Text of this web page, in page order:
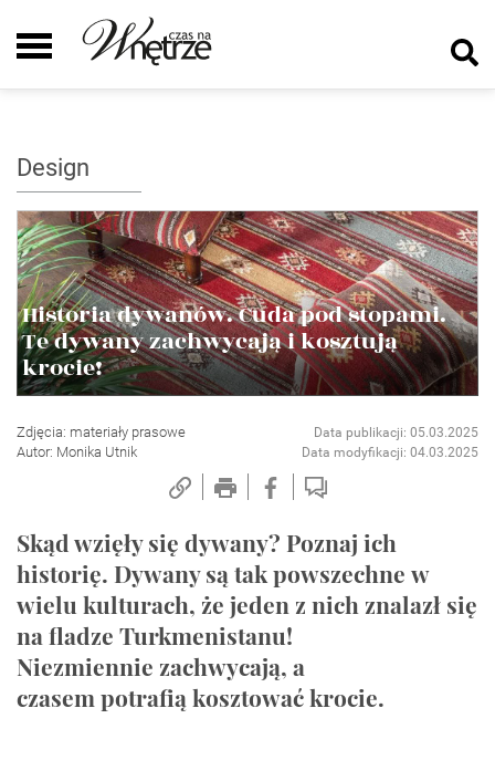
Design
Historia dywanów. Cuda pod stopami.
Te dywany zachwycają i kosztują
krocie!
Zdjęcia: materiały prasowe
Autor: Monika Utnik
Data publikacji: 05.03.2025
Data modyfikacji: 04.03.2025
Skąd wzięły się dywany? Poznaj ich
historię. Dywany są tak powszechne w
wielu kulturach, że jeden z nich znalazł się
na fladze Turkmenistanu!
Niezmiennie zachwycają, a
czasem potrafią kosztować krocie.